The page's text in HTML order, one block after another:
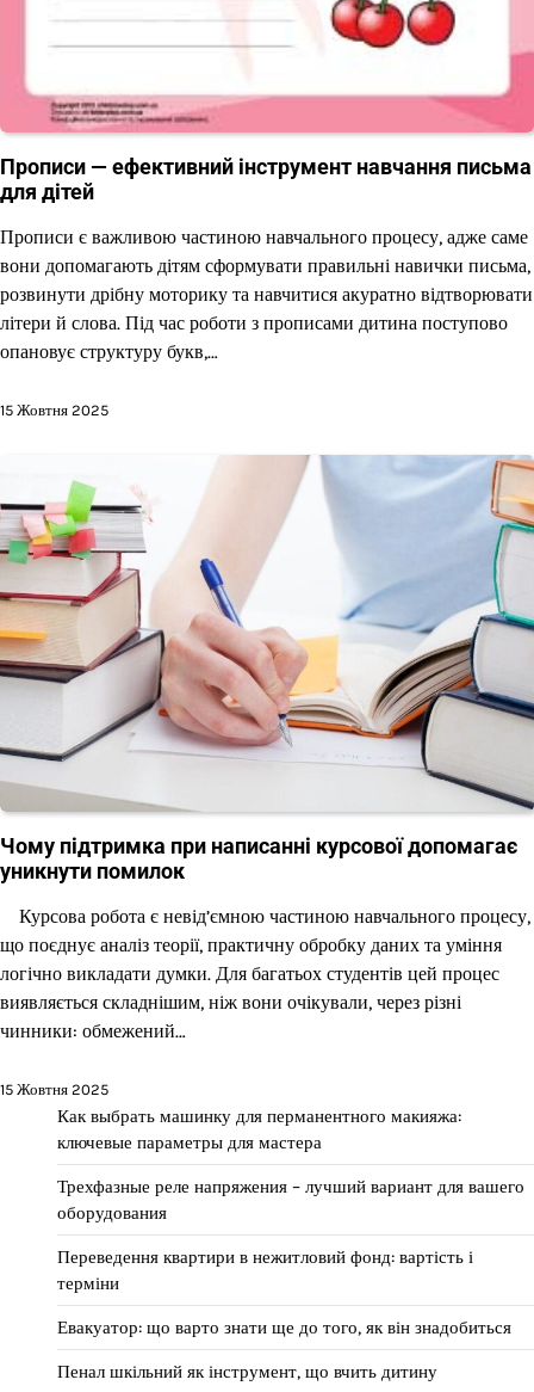
Прописи — ефективний інструмент навчання письма
для дітей
Прописи є важливою частиною навчального процесу, адже саме
вони допомагають дітям сформувати правильні навички письма,
розвинути дрібну моторику та навчитися акуратно відтворювати
літери й слова. Під час роботи з прописами дитина поступово
опановує структуру букв,…
15 Жовтня 2025
Чому підтримка при написанні курсової допомагає
уникнути помилок
Курсова робота є невід’ємною частиною навчального процесу,
що поєднує аналіз теорії, практичну обробку даних та уміння
логічно викладати думки. Для багатьох студентів цей процес
виявляється складнішим, ніж вони очікували, через різні
чинники: обмежений…
15 Жовтня 2025
Как выбрать машинку для перманентного макияжа:
ключевые параметры для мастера
Трехфазные реле напряжения – лучший вариант для вашего
оборудования
Переведення квартири в нежитловий фонд: вартість і
терміни
Евакуатор: що варто знати ще до того, як він знадобиться
Пенал шкільний як інструмент, що вчить дитину